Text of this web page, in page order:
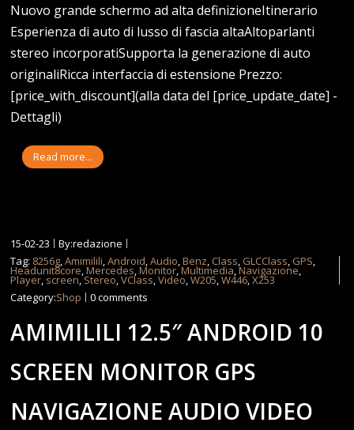
Nuovo grande schermo ad alta definizioneItinerario
Esperienza di auto di lusso di fascia altaAltoparlanti
stereo incorporatiSupporta la generazione di auto
originaliRicca interfaccia di estensione Prezzo:
[price_with_discount](alla data del [price_update_date] -
Dettagli)
Read more...
15-02-23
By:redazione
Tag: 8256g,Amimilili,Android,Audio,Benz, Class, GLCClass, GPS,
Headunit8core,Mercedes,Monitor,Multimedia,Navigazione,
Player, screen,Stereo,VClass,Video,W205,W446,X253
Category:Shop 0 comments
AMIMILILI 12.5″ ANDROID 10
SCREEN MONITOR GPS
NAVIGAZIONE AUDIO VIDEO